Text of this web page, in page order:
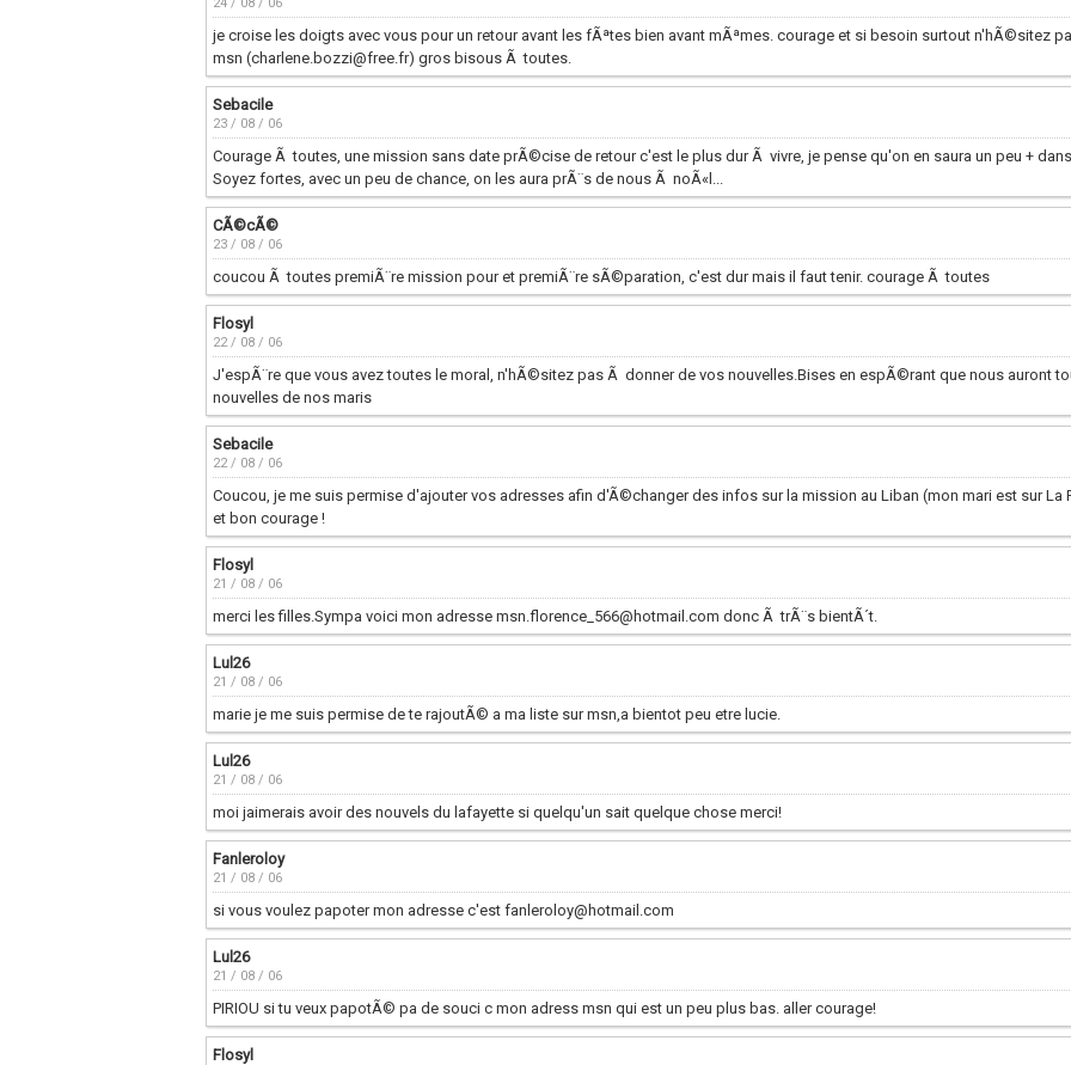
je croise les doigts avec vous pour un retour avant les fÃªtes bien avant mÃªmes. courage et si besoin surtout n'hÃ©sitez
msn (charlene.bozzi@free.fr) gros bisous Ã toutes.
Sebacile
23 / 08 / 06
Courage Ã toutes, une mission sans date prÃ©cise de retour c'est le plus dur Ã vivre, je pense qu'on en saura un peu +
Soyez fortes, avec un peu de chance, on les aura prÃ¨s de nous Ã noÃ«l...
CÃ©cÃ©
23 / 08 / 06
coucou Ã toutes premiÃ¨re mission pour et premiÃ¨re sÃ©paration, c'est dur mais il faut tenir. courage Ã toutes
Flosyl
22 / 08 / 06
J'espÃ¨re que vous avez toutes le moral, n'hÃ©sitez pas Ã donner de vos nouvelles.Bises en espÃ©rant que nous auront
nouvelles de nos maris
Sebacile
22 / 08 / 06
Coucou, je me suis permise d'ajouter vos adresses afin d'Ã©changer des infos sur la mission au Liban (mon mari est sur
et bon courage !
Flosyl
21 / 08 / 06
merci les filles.Sympa voici mon adresse msn.florence_566@hotmail.com donc Ã trÃ¨s bientÃ´t.
Lul26
21 / 08 / 06
marie je me suis permise de te rajoutÃ© a ma liste sur msn,a bientot peu etre lucie.
Lul26
21 / 08 / 06
moi jaimerais avoir des nouvels du lafayette si quelqu'un sait quelque chose merci!
Fanleroloy
21 / 08 / 06
si vous voulez papoter mon adresse c'est fanleroloy@hotmail.com
Lul26
21 / 08 / 06
PIRIOU si tu veux papotÃ© pa de souci c mon adress msn qui est un peu plus bas. aller courage!
Flosyl